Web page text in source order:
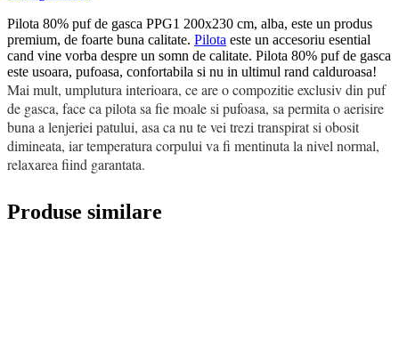
Pilota 80% puf de gasca PPG1 200x230 cm, alba, este un produs
premium, de foarte buna calitate. Pilota este un accesoriu esential
cand vine vorba despre un somn de calitate. Pilota 80% puf de gasca
este usoara, pufoasa, confortabila si nu in ultimul rand calduroasa!
Mai mult, umplutura interioara, ce are o compozitie exclusiv din puf
de gasca, face ca pilota sa fie moale si pufoasa, sa permita o aerisire
buna a lenjeriei patului, asa ca nu te vei trezi transpirat si obosit
dimineata, iar temperatura corpului va fi mentinuta la nivel normal,
relaxarea fiind garantata.
Produse similare